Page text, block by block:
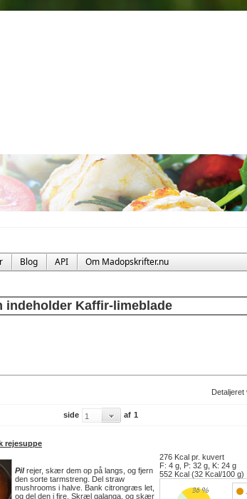
Blog API Om Madopskrifter.nu
indeholder Kaffir-limeblade
Detaljeret
side af 1
rejesuppe
Pilrejer, skær dem op på langs, og fjern
den sorte tarmstreng. Del straw
mushrooms i halve. Bank citrongræs let,
og del den i fire. Skræl galanga, og skær
276 Kcal pr. kuvert
F: 4 g, P: 32 g, K: 24 g
552 Kcal (32 Kcal/100 g)